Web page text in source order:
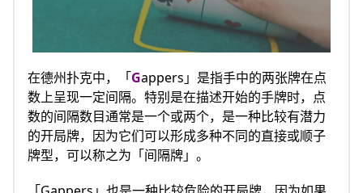
在德州扑克中，「Gappers」是指手中的两张牌在点
数上呈现一定间隔。特别是在描述开始的手牌时，点
数的间隔数目通常是一个或两个，是一种比较有潜力
的开局牌，因为它们可以形成多种不同的直接或顺子
牌型，可以称之为「间隔牌」。